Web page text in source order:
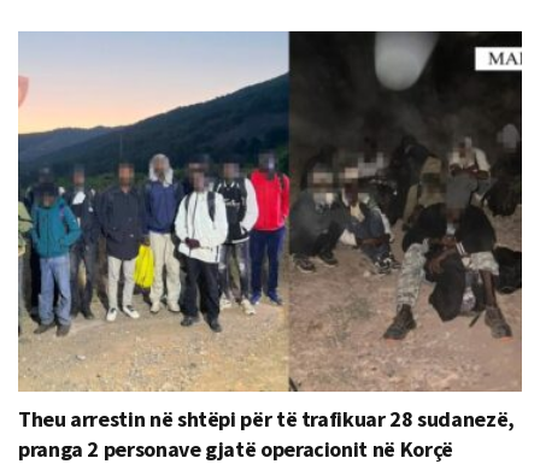
Theu arrestin në shtëpi për të trafikuar 28 sudanezë,
pranga 2 personave gjatë operacionit në Korçë